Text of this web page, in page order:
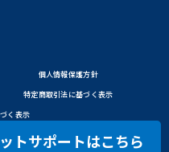
個人情報保護方針
特定商取引法に基づく表示
く表示
Reserved.
トサポートはこちら